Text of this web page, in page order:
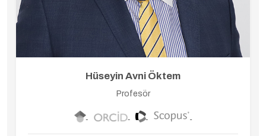
Hüseyin Avni Öktem
Profesör